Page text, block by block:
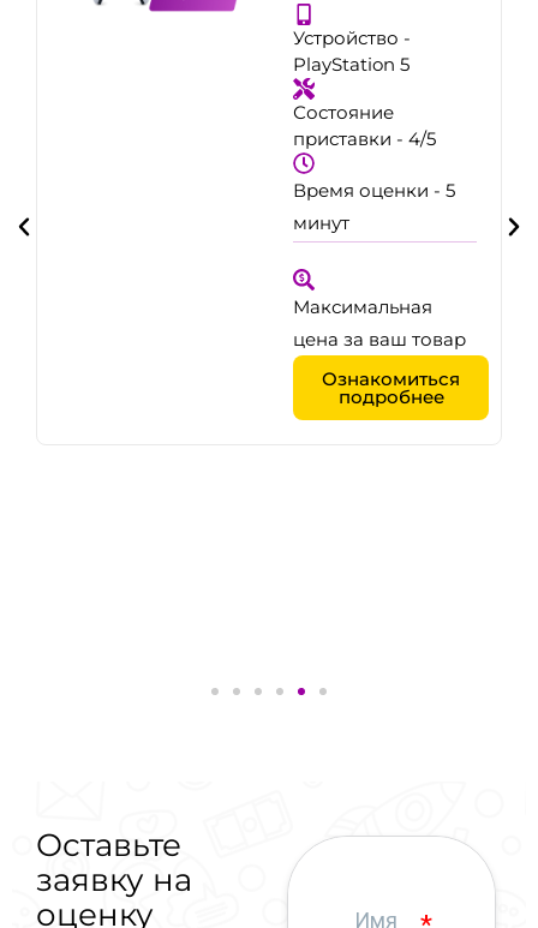
Устройство -
PlayStation 5
Состояние
приставки - 4/5
Время оценки - 5
минут
Максимальная
цена за ваш товар
Ознакомиться
подробнее
Оставьте
заявку на
оценку